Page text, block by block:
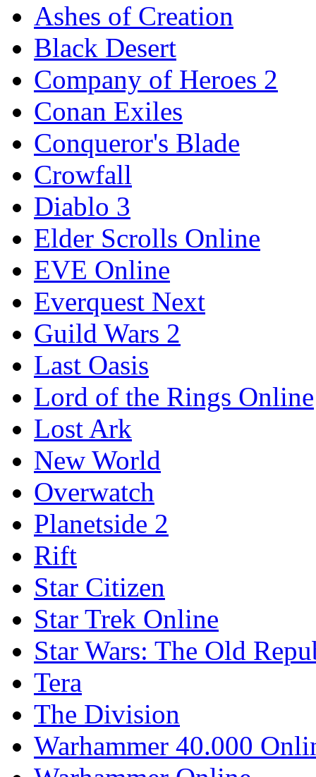
Ashes of Creation
Black Desert
Company of Heroes 2
Conan Exiles
Conqueror's Blade
Crowfall
Diablo 3
Elder Scrolls Online
EVE Online
Everquest Next
Guild Wars 2
Last Oasis
Lord of the Rings Online
Lost Ark
New World
Overwatch
Planetside 2
Rift
Star Citizen
Star Trek Online
Star Wars: The Old
Tera
The Division
Warhammer 40.000